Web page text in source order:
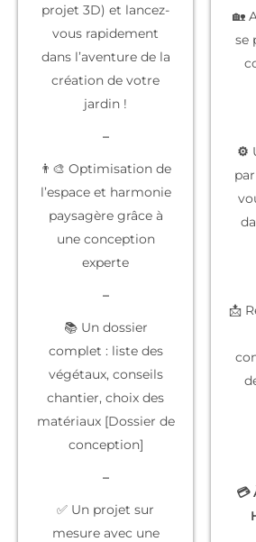
projet 3D) et lancez-
vous rapidement
dans l’aventure de la
création de votre
jardin !
–
👨‍🎨 Optimisation de
l’espace et harmonie
paysagère grâce à
une conception
experte
–
📚 Un dossier
complet : liste des
végétaux, conseils
chantier, choix des
matériaux [Dossier de
conception]
–
✅ Un projet sur
mesureavec une
🏡
se
⚙️
📩
💳